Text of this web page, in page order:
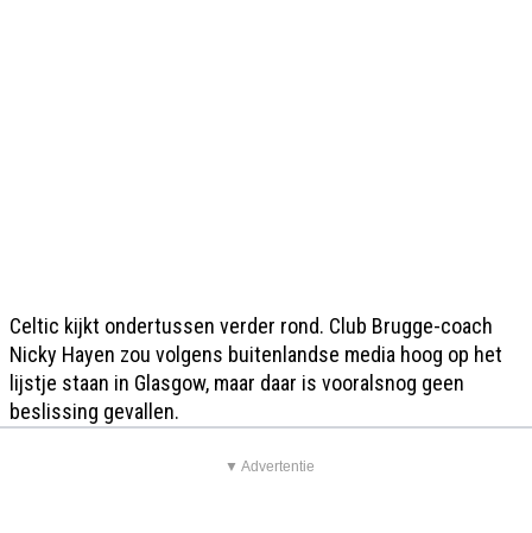
Celtic kijkt ondertussen verder rond. Club Brugge-coach
Nicky Hayen zou volgens buitenlandse media hoog op het
lijstje staan in Glasgow, maar daar is vooralsnog geen
beslissing gevallen.
▼ Advertentie